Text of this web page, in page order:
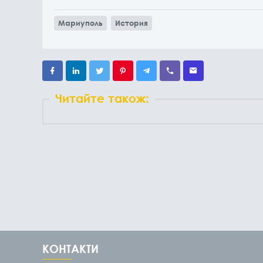
Мариуполь История
Читайте також:
КОНТАКТИ